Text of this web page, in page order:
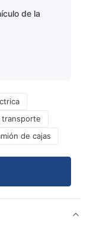
de la
transporte
de cajas